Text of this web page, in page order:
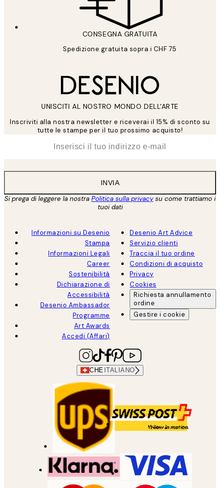
CONSEGNA GRATUITA
Spedizione gratuita sopra i CHF 75
UNISCITI AL NOSTRO MONDO DELL'ARTE
Inscriviti alla nostra newsletter e riceverai il 15% di sconto su
tutte le stampe per il tuo prossimo acquisto!
INVIA
Si prega di leggere la nostra Politica sulla privacysu come trattiamo i
tuoi dati
Informazioni su Desenio
Stampa
Informazioni Legali
Career
Sostenibilità
Dichiarazione di
Accessibilità
Desenio Ambassador
Programme
Art Awards
Accedi (Affari)
Desenio Art Advice
Servizio clienti
Traccia il tuo ordine
Condizioni di acquisto
Privacy
Cookies
Richiesta annullamento
ordine
Gestire i cookie
CHE ITALIANO